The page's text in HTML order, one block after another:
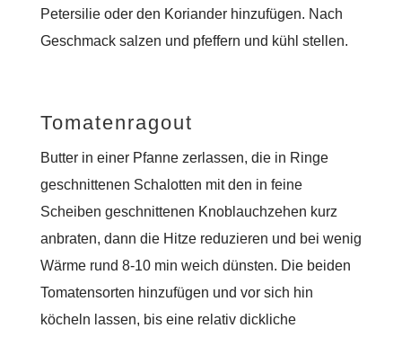
Petersilie oder den Koriander hinzufügen. Nach
Geschmack salzen und pfeffern und kühl stellen.
Tomatenragout
Butter in einer Pfanne zerlassen, die in Ringe
geschnittenen Schalotten mit den in feine
Scheiben geschnittenen Knoblauchzehen kurz
anbraten, dann die Hitze reduzieren und bei wenig
Wärme rund 8-10 min weich dünsten. Die beiden
Tomatensorten hinzufügen und vor sich hin
köcheln lassen, bis eine relativ dickliche